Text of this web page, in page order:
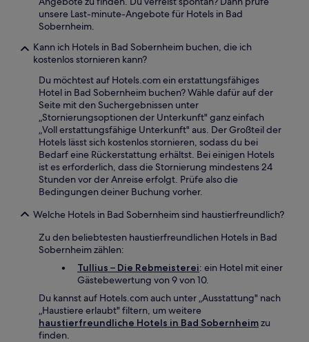
unsere Last-minute-Angebote für Hotels in Bad
Sobernheim.
Kann ich Hotels in Bad Sobernheim buchen, die ich
kostenlos stornieren kann?
Du möchtest auf Hotels.com ein erstattungsfähiges
Hotel in Bad Sobernheim buchen? Wähle dafür auf der
Seite mit den Suchergebnissen unter
„Stornierungsoptionen der Unterkunft" ganz einfach
„Voll erstattungsfähige Unterkunft" aus. Der Großteil der
Hotels lässt sich kostenlos stornieren, sodass du bei
Bedarf eine Rückerstattung erhältst. Bei einigen Hotels
ist es erforderlich, dass die Stornierung mindestens 24
Stunden vor der Anreise erfolgt. Prüfe also die
Bedingungen deiner Buchung vorher.
Welche Hotels in Bad Sobernheim sind haustierfreundlich?
Zu den beliebtesten haustierfreundlichen Hotels in Bad
Sobernheim zählen:
Tullius – Die Rebmeisterei: ein Hotel mit einer
Gästebewertung von 9 von 10.
Du kannst auf Hotels.com auch unter „Ausstattung" nach
„Haustiere erlaubt" filtern, um weitere
haustierfreundliche Hotels in Bad Sobernheimzu
finden.